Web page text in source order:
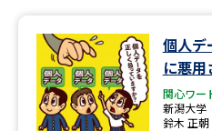
個人デ
に悪用
関心ワー
新潟大学
鈴木 正朝